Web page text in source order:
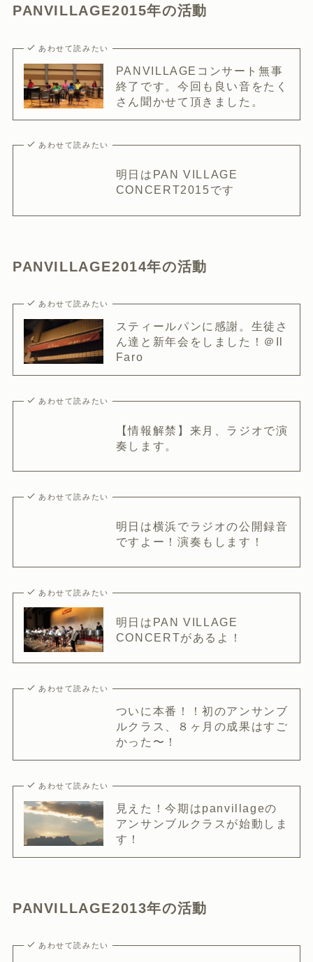
PANVILLAGE2015年の活動
あわせて読みたい
PANVILLAGEコンサート無事
終了です。今回も良い音をたく
さん聞かせて頂きました。
あわせて読みたい
明日はPAN VILLAGE
CONCERT2015です
PANVILLAGE2014年の活動
あわせて読みたい
スティールパンに感謝。生徒さ
ん達と新年会をしました！＠Il
Faro
あわせて読みたい
【情報解禁】来月、ラジオで演
奏します。
あわせて読みたい
明日は横浜でラジオの公開録音
ですよー！演奏もします！
あわせて読みたい
明日はPAN VILLAGE
CONCERTがあるよ！
あわせて読みたい
ついに本番！！初のアンサンブ
ルクラス、８ヶ月の成果はすご
かった〜！
あわせて読みたい
見えた！今期はpanvillageの
アンサンブルクラスが始動しま
す！
PANVILLAGE2013年の活動
あわせて読みたい